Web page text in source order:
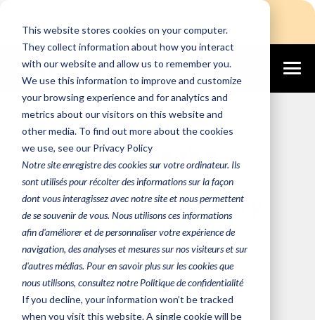
This website stores cookies on your computer.
They collect information about how you interact
with our website and allow us to remember you.
We use this information to improve and customize
your browsing experience and for analytics and
metrics about our visitors on this website and
other media. To find out more about the cookies
we use, see our Privacy Policy
Notre site enregistre des cookies sur votre ordinateur. Ils
sont utilisés pour récolter des informations sur la façon
dont vous interagissez avec notre site et nous permettent
de se souvenir de vous. Nous utilisons ces informations
afin d'améliorer et de personnaliser votre expérience de
navigation, des analyses et mesures sur nos visiteurs et sur
d'autres médias. Pour en savoir plus sur les cookies que
nous utilisons, consultez notre Politique de confidentialité
If you decline, your information won’t be tracked
when you visit this website. A single cookie will be
June 25, 2025
Don’t Let Your
NetScaler be the
Target of Cyber
Attacks: What every
IT Team Needs to
Know
Team Altanora